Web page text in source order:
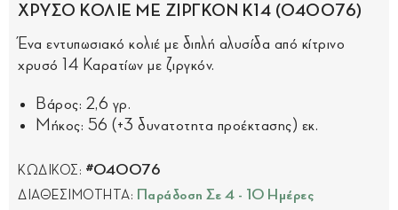
ΧΡΥΣΟ ΚΟΛΙΕ ΜΕ ΖΙΡΓΚΟΝ Κ14 (040076)
Ένα εντυπωσιακό κολιέ με διπλή αλυσίδα από κίτρινο
χρυσό 14 Καρατίων με ζιργκόν.
Βάρος: 2,6 γρ.
Μήκος: 56 (+3 δυνατοτητα προέκτασης) εκ.
ΚΩΔΙΚΟΣ: #040076
ΔΙΑΘΕΣΙΜΟΤΗΤΑ: Παράδοση Σε 4 - 10 Ημέρες